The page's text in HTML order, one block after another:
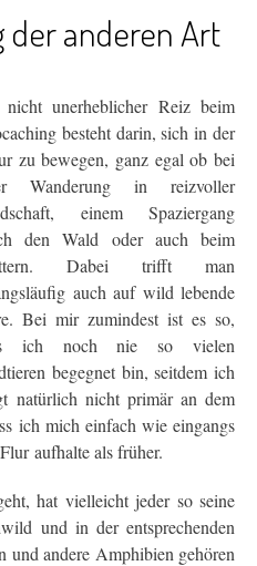
der anderen Art
unerheblicher Reiz beim
besteht darin, sich in der
zu bewegen, ganz egal ob bei
Wanderung in reizvoller
einem Spaziergang
den Wald oder auch beim
Dabei trifft man
auch auf wild lebende
Bei mir zumindest ist es so,
ich noch nie so vielen
begegnet bin, seitdem ich
natürlich nicht primär an dem
ich mich einfach wie eingangs
aufhalte als früher.
hat vielleicht jeder so seine
und in der entsprechenden
und andere Amphibien gehören